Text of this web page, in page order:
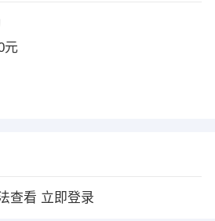
元
查看 立即登录